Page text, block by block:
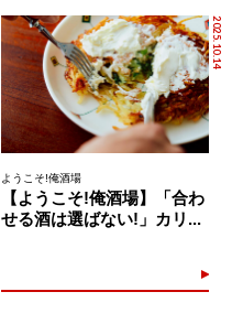
2025.10.14
ようこそ!俺酒場
【ようこそ!俺酒場】「合わ
せる酒は選ばない!」カリ...